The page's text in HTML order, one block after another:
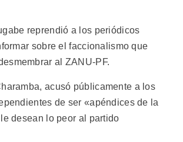
reprendió a los periódicos
sobre el faccionalismo que
al ZANU-PF.
acusó públicamente a los
de ser «apéndices de la
desean lo peor al partido